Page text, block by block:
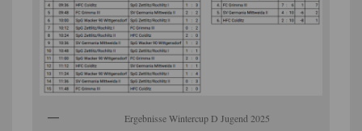
Ergebnisse Wintercup D Jugend 2025